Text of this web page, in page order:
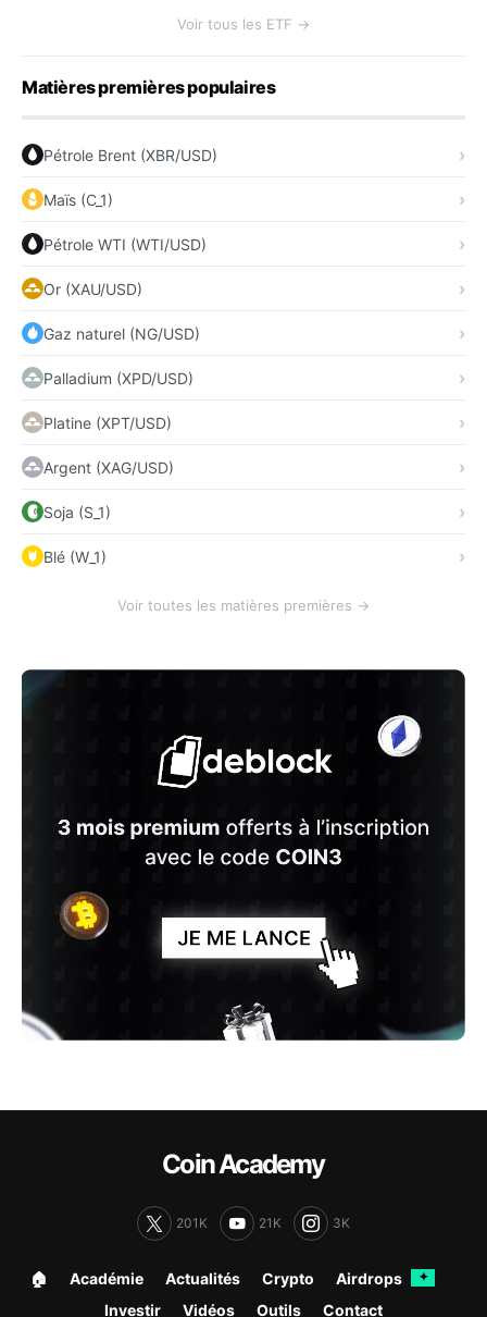
Voir tous les ETF →
Matières premières populaires
Pétrole Brent (XBR/USD)
Maïs (C_1)
Pétrole WTI (WTI/USD)
Or (XAU/USD)
Gaz naturel (NG/USD)
Palladium (XPD/USD)
Platine (XPT/USD)
Argent (XAG/USD)
Soja (S_1)
Blé (W_1)
Voir toutes les matières premières →
Coin Academy
201K 21K 3K
🏠︎ Académie Actualités Crypto Airdrops ✦
Investir Vidéos Outils Contact